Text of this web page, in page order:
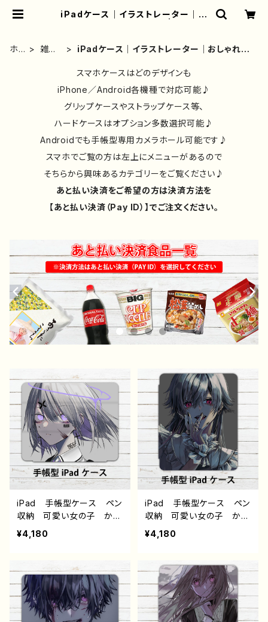
iPadケース｜イラストレーター｜お
れ/イラストレーター/グッズ/人気/後
払い/通販｜雑貨屋アリうさ
ホ
雑貨
iPadケース｜イラストレーター｜おしゃれ｜
スマホケースはどのデザインも
iPhone／Android各機種で対応可能♪
グリップケースやストラップケース等、
ハードケースはオプション多数選択可能♪
Androidでも手帳型専用カメラホール可能です♪
スマホでご覧の方は左上にメニューがあるので
そちらから興味あるカテゴリーをご覧ください♪
あと払い決済をご希望の方は決済方法を
【あと払い決済（Pay ID）】でご注文ください。
iPad 手帳型ケース ペン
収納 可愛い女の子 かっ
こいい女子 おしゃれ服
エモい 病みかわいい メ
白髪 ピアス ショートカッ
ト アイパッドカバー 個性
的 おすすめ 人気 イラ
ストレーター クリエイタ
ー 絵師 オリジナル デ
¥4,180
iPad 手帳型ケース ペン
収納 可愛い女の子 かっ
こいい女子 おしゃれ服
エモい 病みかわいい メ
白髪 ツインテール ピア
ス アイパッドカバー 個
性的 おすすめ 人気 イ
ラストレーター クリエイタ
ー 絵師 オリジナル デ
¥4,180